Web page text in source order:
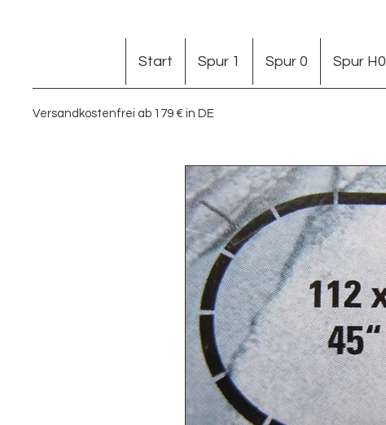
Versandkostenfrei ab 179 € in DE
Start Spur 1 Spur 0 Spur H0